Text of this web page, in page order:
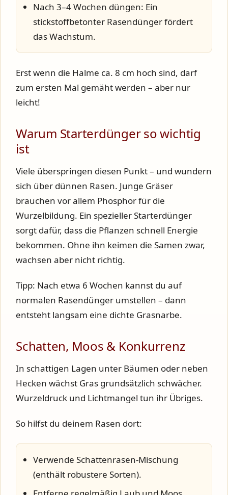
Nach 3–4 Wochen düngen: Ein
stickstoffbetonter Rasendünger fördert
das Wachstum.
Erst wenn die Halme ca. 8 cm hoch sind, darf
zum ersten Mal gemäht werden – aber nur
leicht!
Warum Starterdünger so wichtig
ist
Viele überspringen diesen Punkt – und wundern
sich über dünnen Rasen. Junge Gräser
brauchen vor allem Phosphorfür die
Wurzelbildung. Ein spezieller Starterdünger
sorgt dafür, dass die Pflanzen schnell Energie
bekommen. Ohne ihn keimen die Samen zwar,
wachsen aber nicht richtig.
Tipp: Nach etwa 6 Wochen kannst du auf
normalen Rasendünger umstellen – dann
entsteht langsam eine dichte Grasnarbe.
Schatten, Moos & Konkurrenz
In schattigen Lagen unter Bäumen oder neben
Hecken wächst Gras grundsätzlich schwächer.
Wurzeldruck und Lichtmangel tun ihr Übriges.
So hilfst du deinem Rasen dort:
Verwende Schattenrasen-Mischung
(enthält robustere Sorten).